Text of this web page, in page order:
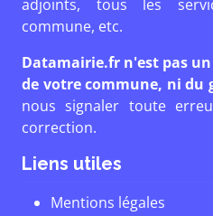
adjoints, tous les
commune, etc.
Datamairie.fr n'est pas
de votre commune, ni du
nous signaler toute
correction.
Liens utiles
Mentions légales